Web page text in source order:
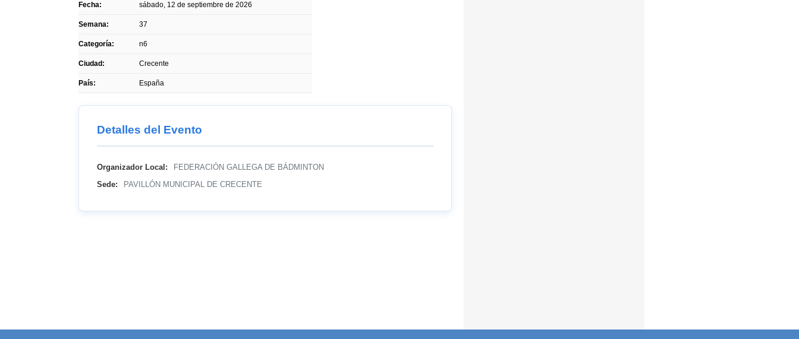
Fecha: sábado, 12 de septiembre de 2026
Semana: 37
Categoría: n6
Ciudad: Crecente
País: España
Detalles del Evento
Organizador Local: FEDERACIÓN GALLEGA DE BÁDMINTON
Sede: PAVILLÓN MUNICIPAL DE CRECENTE